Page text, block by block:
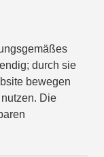
durch sie
bewegen
Die
Ihnen die
vor – bei
einer
Ihren